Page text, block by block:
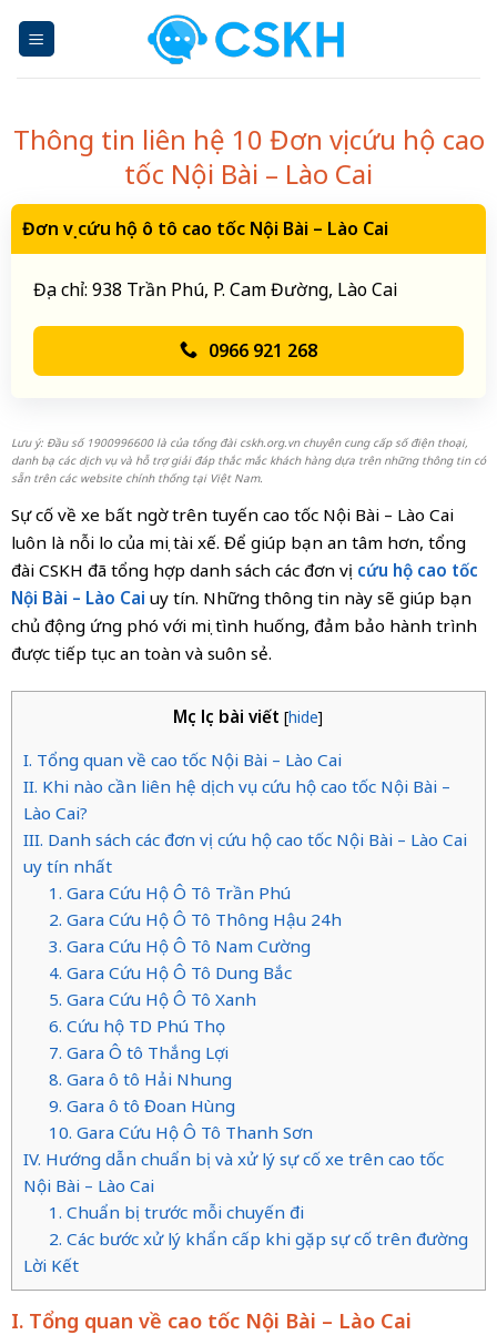
Thông tin liên hệ 10 Đơn vị cứu hộ cao
tốc Nội Bài – Lào Cai
Đơn vị cứu hộ ô tô cao tốc Nội Bài – Lào Cai
Địa chỉ: 938 Trần Phú, P. Cam Đường, Lào Cai
0966 921 268
Lưu ý: Đầu số 1900996600 là của tổng đài cskh.org.vn chuyên cung cấp số điện thoại,
danh bạ các dịch vụ và hỗ trợ giải đáp thắc mắc khách hàng dựa trên những thông tin có
sẵn trên các website chính thống tại Việt Nam.
Sự cố về xe bất ngờ trên tuyến cao tốc Nội Bài – Lào Cai
luôn là nỗi lo của mọi tài xế. Để giúp bạn an tâm hơn, tổng
đài CSKH đã tổng hợp danh sách các đơn vị cứu hộ cao tốc
Nội Bài – Lào Cai uy tín. Những thông tin này sẽ giúp bạn
chủ động ứng phó với mọi tình huống, đảm bảo hành trình
được tiếp tục an toàn và suôn sẻ.
Mục lục bài viết [hide]
I. Tổng quan về cao tốc Nội Bài – Lào Cai
II. Khi nào cần liên hệ dịch vụ cứu hộ cao tốc Nội Bài –
Lào Cai?
III. Danh sách các đơn vị cứu hộ cao tốc Nội Bài – Lào Cai
uy tín nhất
1. Gara Cứu Hộ Ô Tô Trần Phú
2. Gara Cứu Hộ Ô Tô Thông Hậu 24h
3. Gara Cứu Hộ Ô Tô Nam Cường
4. Gara Cứu Hộ Ô Tô Dung Bắc
5. Gara Cứu Hộ Ô Tô Xanh
6. Cứu hộ TD Phú Thọ
7. Gara Ô tô Thắng Lợi
8. Gara ô tô Hải Nhung
9. Gara ô tô Đoan Hùng
10. Gara Cứu Hộ Ô Tô Thanh Sơn
IV. Hướng dẫn chuẩn bị và xử lý sự cố xe trên cao tốc
Nội Bài – Lào Cai
1. Chuẩn bị trước mỗi chuyến đi
2. Các bước xử lý khẩn cấp khi gặp sự cố trên đường
Lời Kết
I. Tổng quan về cao tốc Nội Bài – Lào Cai